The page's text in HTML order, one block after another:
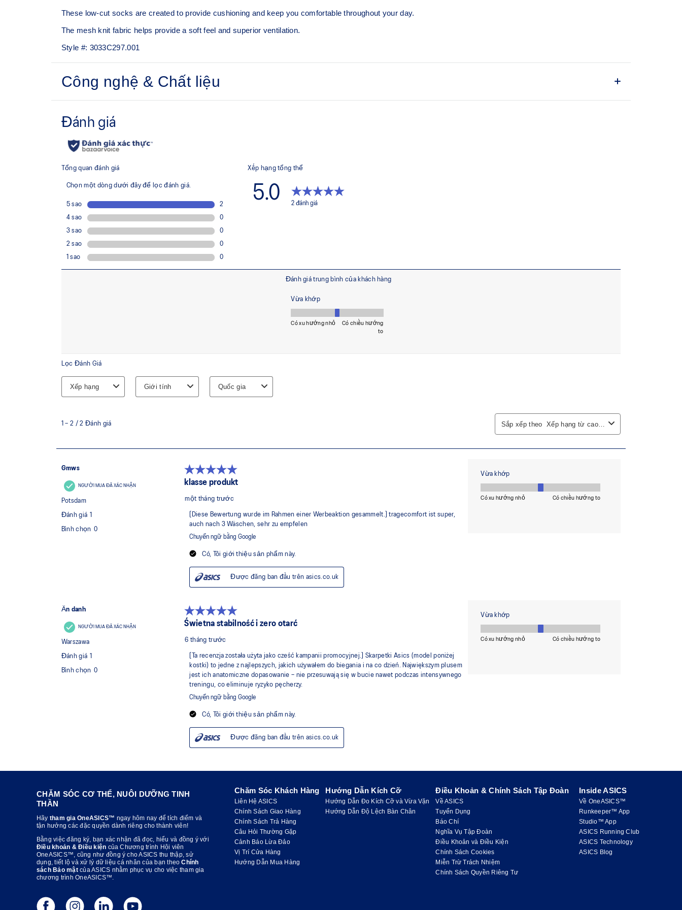
These low-cut socks are created to provide cushioning and keep you comfortable throughout your day.
The mesh knit fabric helps provide a soft feel and superior ventilation.
Style #: 3033C297.001
Công nghệ & Chất liệu
Mesh knitting for superior ventilation.
Pack of 3.
CHĂM SÓC CƠ THỂ, NUÔI DƯỠNG TINH
THẦN
Hãy tham gia OneASICS™ ngay hôm nay để tích điểm và
tận hưởng các đặc quyền dành riêng cho thành viên!
Bằng việc đăng ký, bạn xác nhận đã đọc, hiểu và đồng ý với
Điều khoản & Điều kiện của Chương trình Hội viên
OneASICS™, cũng như đồng ý cho ASICS thu thập, sử
dụng, tiết lộ và xử lý dữ liệu cá nhân của bạn theoChính
sách Bảo mậtcủa ASICS nhằm phục vụ cho việc tham gia
chương trình OneASICS™.
Chăm Sóc Khách Hàng
Liên Hệ ASICS
Chính Sách Giao Hàng
Chính Sách Trả Hàng
Câu Hỏi Thường Gặp
Cảnh Báo Lừa Đảo
Vị Trí Cửa Hàng
Hướng Dẫn Mua Hàng
Hướng Dẫn Kích Cỡ
Hướng Dẫn Đo Kích Cỡ và Vừa Vặn
Hướng Dẫn Độ Lệch Bàn Chân
Điều Khoản & Chính Sách Tập Đoàn
Về ASICS
Tuyển Dụng
Báo Chí
Nghĩa Vụ Tập Đoàn
Điều Khoản và Điều Kiện
Chính Sách Cookies
Miễn Trừ Trách Nhiệm
Chính Sách Quyền Riêng Tư
Inside ASICS
Về OneASICS™
Runkeeper™ App
Studio™ App
ASICS Running Club
ASICS Technology
ASICS Blog